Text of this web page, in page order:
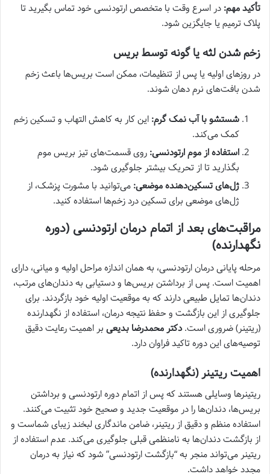
تأکید مهم: در اسرع وقت با متخصص ارتودنسی خود تماس بگیرید تا
پلاک ترمیم یا جایگزین شود.
زخم شدن لثه یا گونه توسط بریس
در روزهای اولیه یا پس از تنظیمات، ممکن است بریس‌ها باعث زخم
شدن بافت‌های نرم دهان شوند.
شستشو با آب نمک گرم: این کار به کاهش التهاب و تسکین زخم
کمک می‌کند.
استفاده از موم ارتودنسی: روی قسمت‌های تیز بریس موم
بگذارید تا از تحریک بیشتر جلوگیری شود.
ژل‌های تسکین‌دهنده موضعی: می‌توانید با مشورت پزشک، از
ژل‌های موضعی برای تسکین درد زخم‌ها استفاده کنید.
مراقبت‌های بعد از اتمام درمان ارتودنسی (دوره
نگهدارنده)
مرحله پایانی درمان ارتودنسی، به همان اندازه مراحل اولیه و میانی، دارای
اهمیت است. پس از برداشتن بریس‌ها و دستیابی به دندان‌های مرتب،
دندان‌ها تمایل طبیعی دارند که به موقعیت اولیه خود بازگردند. برای
جلوگیری از این بازگشت و حفظ نتیجه درمان، استفاده از نگهدارنده
(ریتینر) ضروری است.دکتر محمدرضا بدیعی بر اهمیت رعایت دقیق
توصیه‌های این دوره تاکید فراوان دارد.
اهمیت ریتینر (نگهدارنده)
ریتینرها وسایلی هستند که پس از اتمام دوره ارتودنسی و برداشتن
بریس‌ها، دندان‌ها را در موقعیت جدید و صحیح خود تثبیت می‌کنند.
استفاده منظم و دقیق از ریتینر، ضامن ماندگاری لبخند زیبای شماست و
از بازگشت دندان‌ها به نامنظمی قبلی جلوگیری می‌کند. عدم استفاده از
ریتینر می‌تواند منجر به “بازگشت ارتودنسی” شود که نیاز به درمان
مجدد خواهد داشت.